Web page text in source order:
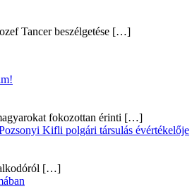
Tancer beszélgetése […]
fokozottan érinti […]
Kifli polgári társulás évértékelője
[…]